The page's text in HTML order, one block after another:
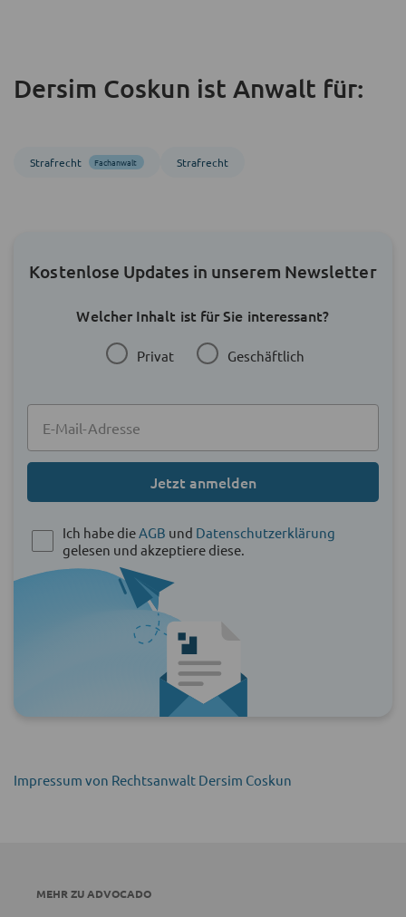
Dersim Coskun ist Anwalt für:
Strafrecht Fachanwalt Strafrecht
Kostenlose Updates in unserem Newsletter
Welcher Inhalt ist für Sie interessant?
Privat Geschäftlich
Jetzt anmelden
Ich habe dieAGB und Datenschutzerklärung
gelesen und akzeptiere diese.
Impressum von Rechtsanwalt Dersim Coskun
MEHR ZU ADVOCADO